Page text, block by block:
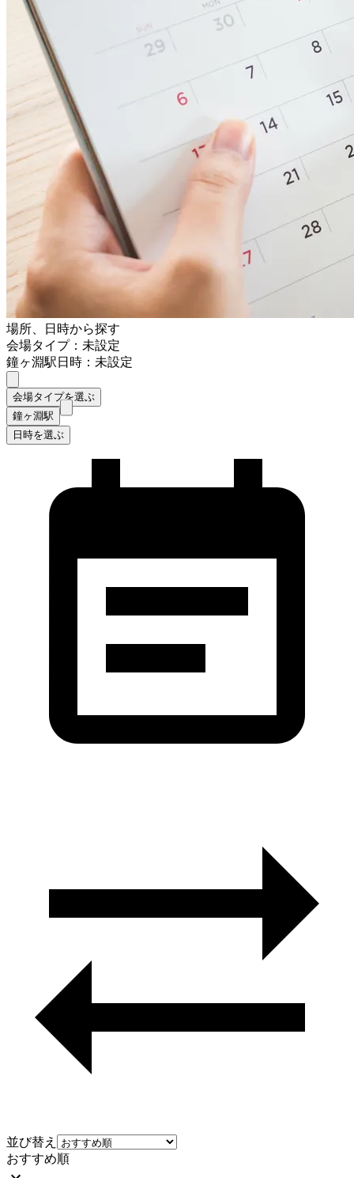
場所、日時から探す
会場タイプ：未設定
鐘ヶ淵駅日時：未設定
会場タイプを選ぶ
鐘ヶ淵駅
日時を選ぶ
並び替え
おすすめ順